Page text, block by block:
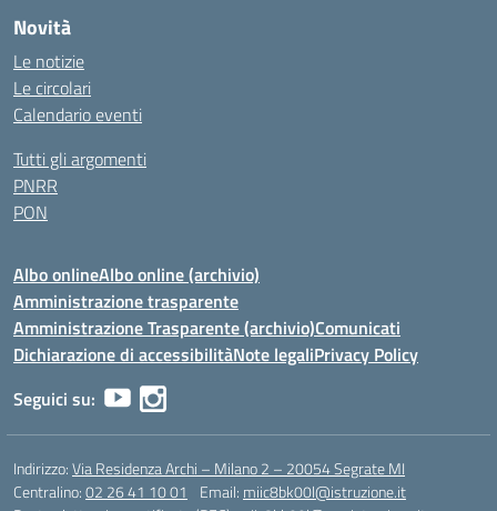
Novità
Le notizie
Le circolari
Calendario eventi
Tutti gli argomenti
PNRR
PON
Albo onlineAlbo online (archivio)
Amministrazione trasparente
Amministrazione Trasparente (archivio)Comunicati
Dichiarazione di accessibilitàNote legaliPrivacy Policy
Seguici su:
Indirizzo:Via Residenza Archi – Milano 2 – 20054 Segrate MI
Centralino:02 26 41 10 01 Email: miic8bk00l@istruzione.it